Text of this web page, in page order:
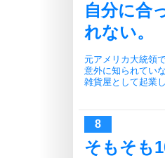
自分に合
れない。
元アメリカ大統領
意外に知られてい
雑貨屋として起業
そもそも